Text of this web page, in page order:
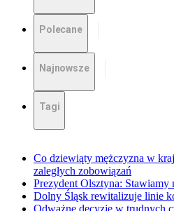
Polecane
Najnowsze
Tagi
Co dziewiąty mężczyzna w
zaległych zobowiązań
Prezydent Olsztyna:
Dolny Śląsk rewitalizuje linie
Odważne decyzje w trudnych